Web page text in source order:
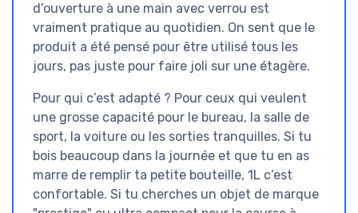
d’ouverture à une main avec verrou est
vraiment pratique au quotidien. On sent que le
produit a été pensé pour être utilisé tous les
jours, pas juste pour faire joli sur une étagère.
Pour qui c’est adapté ? Pour ceux qui veulent
une grosse capacité pour le bureau, la salle de
sport, la voiture ou les sorties tranquilles. Si tu
bois beaucoup dans la journée et que tu en as
marre de remplir ta petite bouteille, 1L c’est
confortable. Si tu cherches un objet de marque